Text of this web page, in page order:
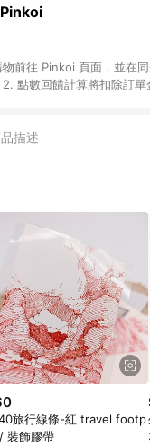
前往 Pinkoi 頁面，並在
點數回饋計算將扣除訂
至Android v4.6.0 / iOS
若於 LINE 購物前往
描述
旅行線條-紅 travel footp
裝飾膠帶